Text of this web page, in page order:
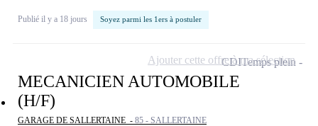
Publié il y a 18 jours Soyez parmi les 1ers à postuler
MECANICIEN AUTOMOBILE
(H/F)
GARAGE DE SALLERTAINE - 85 - SALLERTAINE
CDITemps plein
Ajouter cette offre à ma sélection